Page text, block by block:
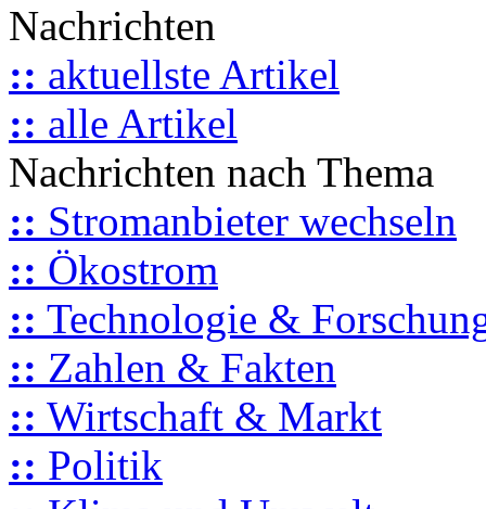
Nachrichten
:: aktuellste Artikel
:: alle Artikel
Nachrichten nach Thema
:: Stromanbieter wechseln
:: Ökostrom
:: Technologie &
:: Zahlen & Fakten
:: Wirtschaft & Markt
:: Politik